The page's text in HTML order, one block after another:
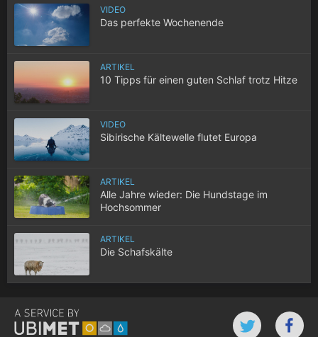
VIDEO
Das perfekte Wochenende
ARTIKEL
10 Tipps für einen guten Schlaf trotz Hitze
VIDEO
Sibirische Kältewelle flutet Europa
ARTIKEL
Alle Jahre wieder: Die Hundstage im
Hochsommer
ARTIKEL
Die Schafskälte